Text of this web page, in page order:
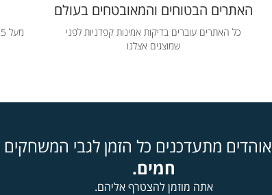
האתרים הבטוחים והמאובטחים בעולם
כל האתרים עוברים בדיקות אמינות קפדניות לפני
שמוצגים אצלנו
אוהדים מתעדכנים כל הזמן לגבי המשחקים
חמים.
אתה מוזמן להצטרף אליהם.